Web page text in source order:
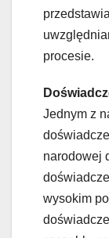
procesie.
Jednym z
narodowej
wysokim